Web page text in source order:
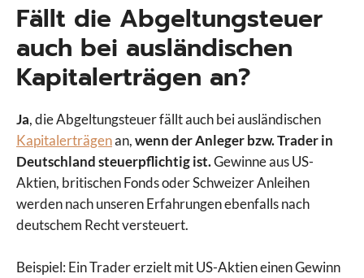
Fällt die Abgeltungsteuer
auch bei ausländischen
Kapitalerträgen an?
Ja, die Abgeltungsteuer fällt auch bei ausländischen
Kapitalerträgenan,wenn der Anleger bzw. Trader in
Deutschland steuerpflichtig ist.Gewinne aus US-
Aktien, britischen Fonds oder Schweizer Anleihen
werden nach unseren Erfahrungen ebenfalls nach
deutschem Recht versteuert.
Beispiel: Ein Trader erzielt mit US-Aktien einen Gewinn